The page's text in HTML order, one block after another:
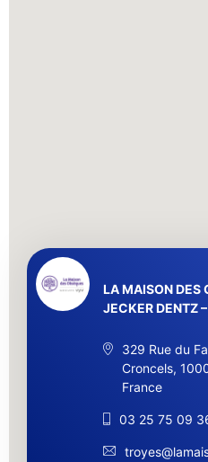
LA MAISON DES
JECKER DENTZ
329 Rue du
Croncels,
France
03 25 75 09